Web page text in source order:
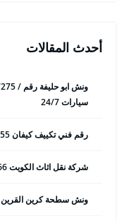
أحدث المقالات
سيارات 24/7
رقم فني تكييف كيفان 98025055 فني تكييف مركزي 24 ساعة
شركة نقل اثاث الكويت 50993766 هاف لوري وانيت نقل عفش
ونش سطحة كرين القرين 65557275 ونش سحب وانقاذ سيارات